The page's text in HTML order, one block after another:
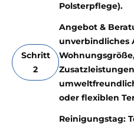
Polsterpflege).
Schritt
2
Angebot &
unverbindliches
oder flexiblen
Reinigungstag: